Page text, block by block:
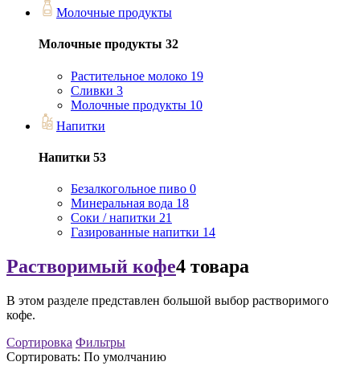
Молочные продукты
Молочные продукты 32
Растительное молоко 19
Сливки 3
Молочные продукты 10
Напитки
Напитки 53
Безалкогольное пиво 0
Минеральная вода 18
Соки / напитки 21
Газированные напитки 14
Растворимый кофе4 товара
В этом разделе представлен большой выбор растворимого
кофе.
Сортировка Фильтры
Сортировать: По умолчанию